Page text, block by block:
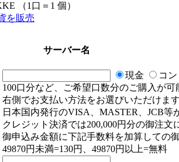
（1口＝1 個）
を販売
サーバー名
現金 コ
100口分など、ご希望口数分のご購入が可
右側でお支払い方法をお選びいただけます
日本国内発行のVISA、MASTER、JCB等
クレジット決済では200,000円分の御注文
御申込み金額に下記手数料を加算しての
49870円未満=130円、49870円以上=無料